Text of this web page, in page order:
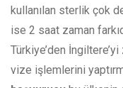
kullanılan sterlik çok
ise 2 saat zaman
Türkiye’den
vize işlemlerini